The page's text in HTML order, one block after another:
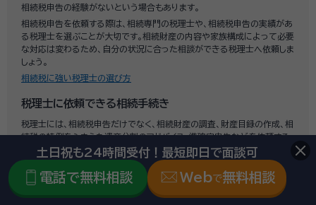
相続税申告の経験がないという場合もあります。
相続税申告を依頼する際は、相続専門の税理士や、相続税申告の実績があ
る税理士を選ぶことが大切です。相続財産の内容や家族構成によって必要
な対応は変わるため、自分の状況に合った相談ができる税理士へ依頼しま
しょう。
相続税に強い税理士の選び方
税理士に依頼できる相続手続き
税理士には、相続税申告だけでなく、相続財産の調査、財産目録の作成、相
続税の特例をふまえた遺産分割のアドバイス、準確定申告などを依頼する
ことが多いです。
相続税申告の期限は、原則として「相続開始を知った日の翌日から10カ月
以内」です。期限までに、財産目録の作成・評価・遺産分割協議・申告書作
成・納税を完了しなければなりません。相続税申告の実績が豊富な税理士
土日祝も24時間受付！最短即日で面談可
電話で無料相談 Webで無料相談